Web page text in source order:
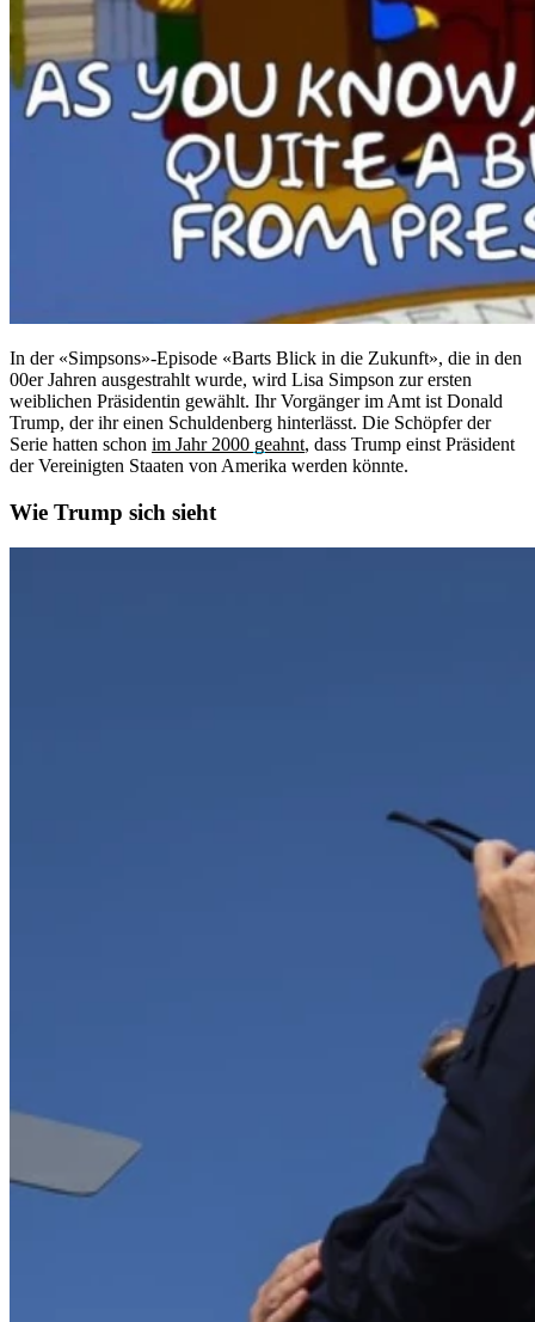
In der «Simpsons»-Episode «Barts Blick in die Zukunft», die in den
00er Jahren ausgestrahlt wurde, wird Lisa Simpson zur ersten
weiblichen Präsidentin gewählt. Ihr Vorgänger im Amt ist Donald
Trump, der ihr einen Schuldenberg hinterlässt. Die Schöpfer der
Serie hatten schon im Jahr 2000 geahnt, dass Trump einst Präsident
der Vereinigten Staaten von Amerika werden könnte.
Wie Trump sich sieht